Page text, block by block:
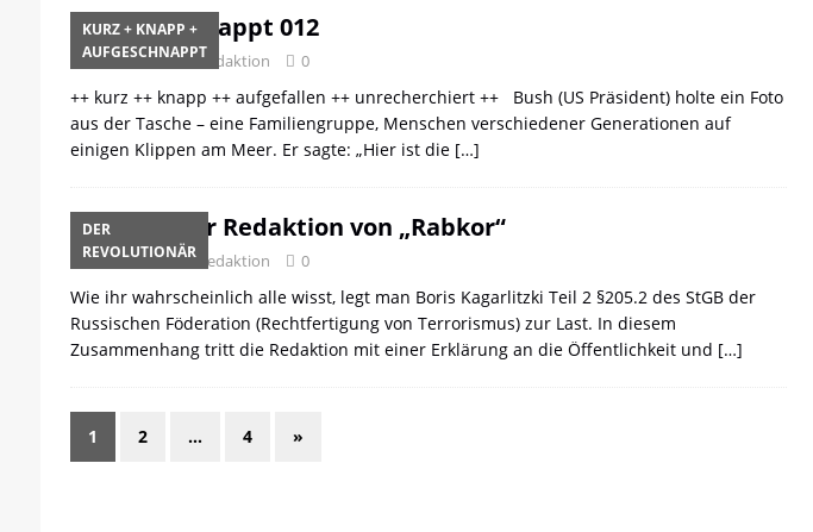
KURZ + KNAPP +
AUFGESCHNAPPT
Aufgeschnappt 012
27. Juli 2023 Redaktion 0
++ kurz ++ knapp ++ aufgefallen ++ unrecherchiert ++ Bush (US Präsident) holte ein Foto
aus der Tasche – eine Familiengruppe, Menschen verschiedener Generationen auf
einigen Klippen am Meer. Er sagte: „Hier ist die […]
DER
REVOLUTIONÄR
Appell der Redaktion von „Rabkor“
26. Juli 2023 Redaktion 0
Wie ihr wahrscheinlich alle wisst, legt man Boris Kagarlitzki Teil 2 §205.2 des StGB der
Russischen Föderation (Rechtfertigung von Terrorismus) zur Last. In diesem
Zusammenhang tritt die Redaktion mit einer Erklärung an die Öffentlichkeit und […]
1 2 … 4 »